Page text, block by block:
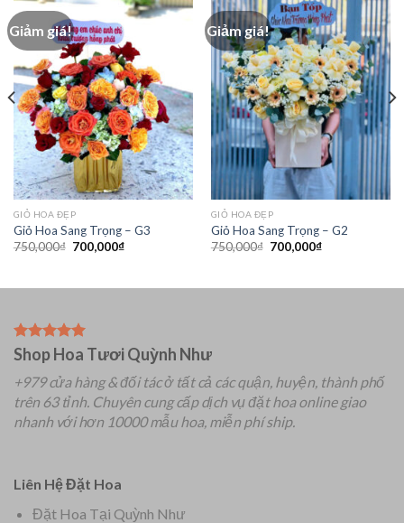
Giảm giá!
GIỎ HOA ĐẸP
Giỏ Hoa Sang Trọng – G3
750,000₫ Giá
700,000₫Giá
700,000₫.
Giảm giá!
GIỎ HOA ĐẸP
Giỏ Hoa Sang Trọng – G2
750,000₫ Giá
700,000₫Giá
700,000₫.
Shop Hoa Tươi Quỳnh Như
+979 cửa hàng & đối tác ở tất cả các quận, huyện, thành phố
trên 63 tỉnh. Chuyên cung cấp dịch vụ đặt hoa online giao
nhanh với hơn 10000 mẫu hoa, miễn phí ship.
Liên Hệ Đặt Hoa
Đặt Hoa Tại Quỳnh Như